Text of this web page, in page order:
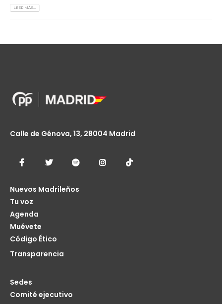
LEER MÁS...
Calle de Génova, 13, 28004 Madrid
Nuevos Madrileños
Tu voz
Agenda
Muévete
Código Ético
Transparencia
Sedes
Comité ejecutivo